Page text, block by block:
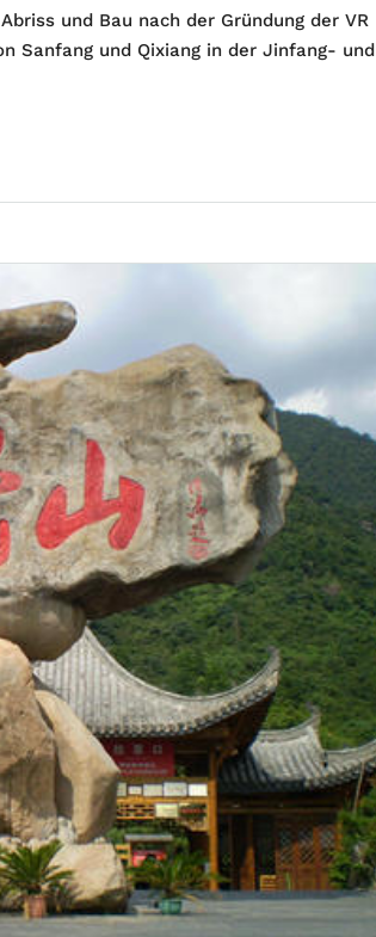
und Bau nach der Gründung der VR
Sanfang und Qixiang in der Jinfang- und